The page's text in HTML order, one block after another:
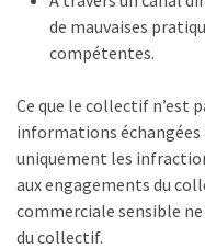
Certification
de mauvaises
compétentes.
Ce que le collectif n’est
informations
uniquement les
aux engagements du
commerciale sensible
du collectif.